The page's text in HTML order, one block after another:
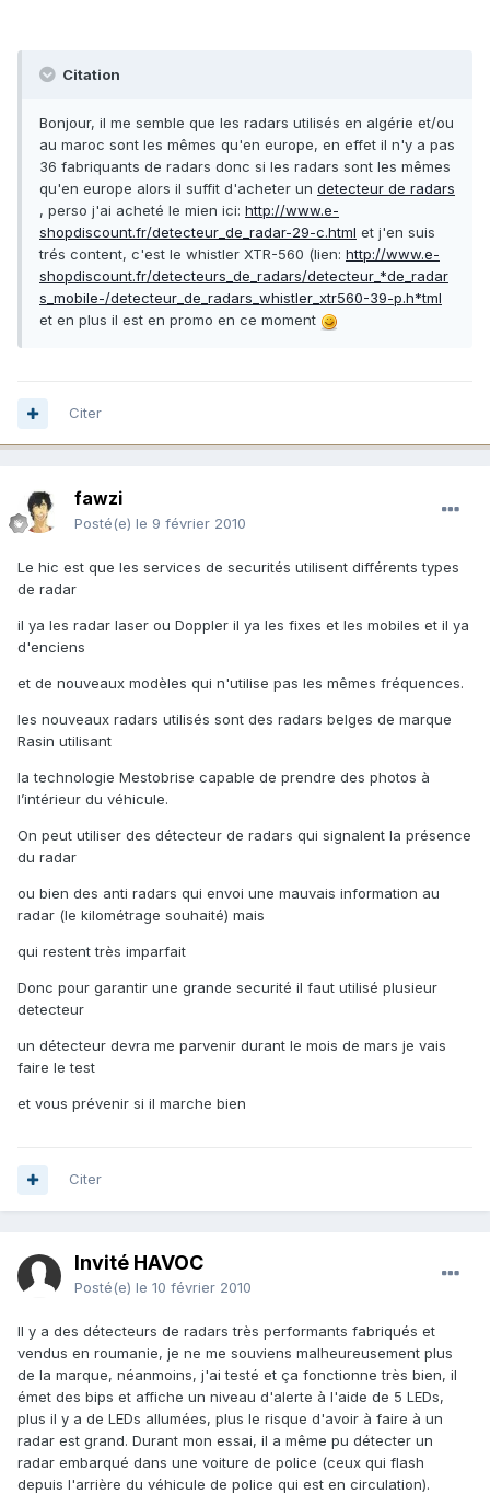
Citation
Bonjour, il me semble que les radars utilisés en algérie et/ou
au maroc sont les mêmes qu'en europe, en effet il n'y a pas
36 fabriquants de radars donc si les radars sont les mêmes
qu'en europe alors il suffit d'acheter un detecteur de radars
, perso j'ai acheté le mien ici: http://www.e-
shopdiscount.fr/detecteur_de_radar-29-c.html et j'en suis
trés content, c'est le whistler XTR-560 (lien: http://www.e-
shopdiscount.fr/detecteurs_de_radars/detecteur_*de_radar
s_mobile-/detecteur_de_radars_whistler_xtr560-39-p.h*tml
et en plus il est en promo en ce moment
Citer
fawzi
Posté(e) le 9 février 2010
Le hic est que les services de securités utilisent différents types
de radar
il ya les radar laser ou Doppler il ya les fixes et les mobiles et il ya
d'enciens
et de nouveaux modèles qui n'utilise pas les mêmes fréquences.
les nouveaux radars utilisés sont des radars belges de marque
Rasin utilisant
la technologie Mestobrise capable de prendre des photos à
l’intérieur du véhicule.
On peut utiliser des détecteur de radars qui signalent la présence
du radar
ou bien des anti radars qui envoi une mauvais information au
radar (le kilométrage souhaité) mais
qui restent très imparfait
Donc pour garantir une grande securité il faut utilisé plusieur
detecteur
un détecteur devra me parvenir durant le mois de mars je vais
faire le test
et vous prévenir si il marche bien
Citer
Invité HAVOC
Posté(e) le 10 février 2010
Il y a des détecteurs de radars très performants fabriqués et
vendus en roumanie, je ne me souviens malheureusement plus
de la marque, néanmoins, j'ai testé et ça fonctionne très bien, il
émet des bips et affiche un niveau d'alerte à l'aide de 5 LEDs,
plus il y a de LEDs allumées, plus le risque d'avoir à faire à un
radar est grand. Durant mon essai, il a même pu détecter un
radar embarqué dans une voiture de police (ceux qui flash
depuis l'arrière du véhicule de police qui est en circulation).